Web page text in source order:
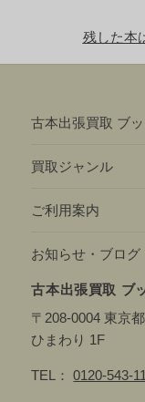
残した本
古本出張買取 ブ
買取ジャンル
ご利用案内
お知らせ・ブログ
古本出張買取 ブ
〒208-0004 東京
ひまわり 1F
TEL：0120-543-